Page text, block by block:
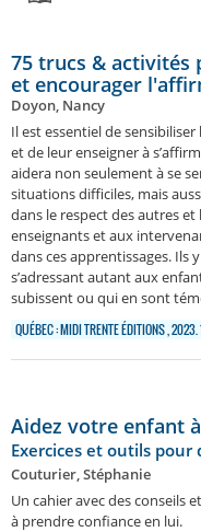
75 trucs &
et encourager
Doyon, Nancy
Il est essentiel de
et de leur enseigner à
aidera non seulement à se
situations difficiles, mais
dans le respect des autres et
enseignants et aux
dans ces apprentissages. Ils
s’adressant autant aux
subissent ou qui en sont
QUÉBEC : MIDI TRENTE ÉDITIONS ,
Aidez votre enfant
Exercices et outils
Couturier, Stéphanie
Un cahier avec des conseils
à prendre confiance en lui.